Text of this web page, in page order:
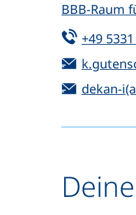
BBB-Raum
Tel:
+49
E-Mail:
E-Mail:
dekan-